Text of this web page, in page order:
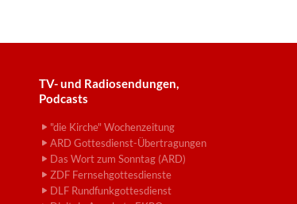
TV- und Radiosendungen,
Podcasts
"die Kirche" Wochenzeitung
ARD Gottesdienst-Übertragungen
Das Wort zum Sonntag (ARD)
ZDF Fernsehgottesdienste
DLF Rundfunkgottesdienst